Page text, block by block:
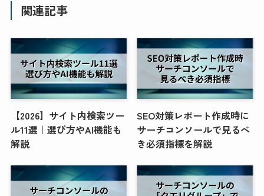
関連記事
【2026】サイト内検索ツー
ル11選｜選び方やAI機能も
解説
SEO対策レポート作成時に
サーチコンソールで見るべ
き必須指標を解説